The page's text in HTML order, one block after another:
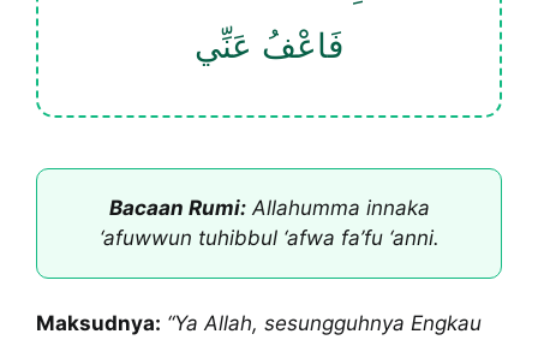
فَاعْفُ عَنِّي
Bacaan Rumi:Allahumma innaka
‘afuwwun tuhibbul ‘afwa fa’fu ‘anni.
Maksudnya: “Ya Allah, sesungguhnya Engkau